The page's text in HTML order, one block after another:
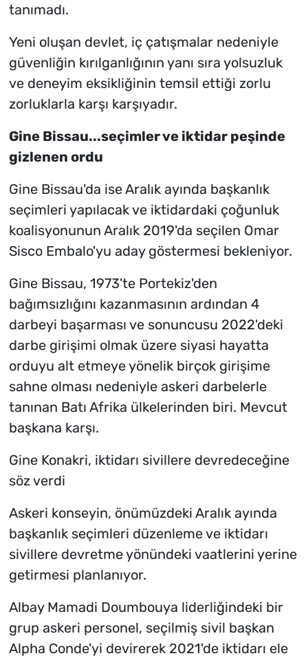
tanımadı.
Yeni oluşan devlet, iç çatışmalar nedeniyle
güvenliğin kırılganlığının yanı sıra yolsuzluk
ve deneyim eksikliğinin temsil ettiği zorlu
zorluklarla karşı karşıyadır.
Gine Bissau...seçimler ve iktidar peşinde
gizlenen ordu
Gine Bissau'da ise Aralık ayında başkanlık
seçimleri yapılacak ve iktidardaki çoğunluk
koalisyonunun Aralık 2019'da seçilen Omar
Sisco Embalo'yu aday göstermesi bekleniyor.
Gine Bissau, 1973'te Portekiz'den
bağımsızlığını kazanmasının ardından 4
darbeyi başarması ve sonuncusu 2022'deki
darbe girişimi olmak üzere siyasi hayatta
orduyu alt etmeye yönelik birçok girişime
sahne olması nedeniyle askeri darbelerle
tanınan Batı Afrika ülkelerinden biri. Mevcut
başkana karşı.
Gine Konakri, iktidarı sivillere devredeceğine
söz verdi
Askeri konseyin, önümüzdeki Aralık ayında
başkanlık seçimleri düzenleme ve iktidarı
sivillere devretme yönündeki vaatlerini yerine
getirmesi planlanıyor.
Albay Mamadi Doumbouya liderliğindeki bir
grup askeri personel, seçilmiş sivil başkan
Alpha Conde'yi devirerek 2021'de iktidarı ele